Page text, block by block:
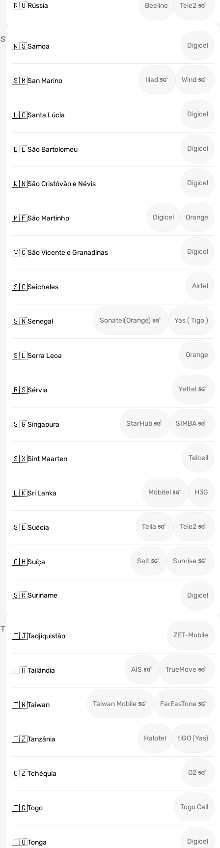
🇷🇺Rússia Beeline Tele2
S
🇼🇸Samoa Digicel
🇸🇲San Marino Iliad Wind
🇱🇨Santa Lúcia Digicel
🇧🇱São Bartolomeu Digicel
🇰🇳São Cristóvão e Névis Digicel
🇲🇫São Martinho Digicel Orange
🇻🇨São Vicente e Granadinas Digicel
🇸🇨Seicheles Airtel
🇸🇳Senegal Sonatel(Orange) Yas ( Tigo )
🇸🇱Serra Leoa Orange
🇷🇸Sérvia Yettel
🇸🇬Singapura StarHub SIMBA
🇸🇽Sint Maarten Telcell
🇱🇰Sri Lanka Mobitel H3G
🇸🇪Suécia Telia Tele2
🇨🇭Suíça Salt Sunrise
🇸🇷Suriname Digicel
T
🇹🇯Tadjiquistão ZET-Mobile
🇹🇭Tailândia AIS TrueMove
🇹🇼Taiwan Taiwan Mobile FarEasTone
🇹🇿Tanzânia Halotel tiGO (Yas)
🇨🇿Tchéquia O2
🇹🇬Togo Togo Cell
🇹🇴Tonga Digicel